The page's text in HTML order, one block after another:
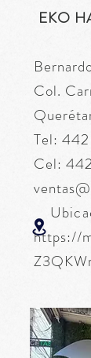
EKO
Col.
Tel:
Cel:
https://